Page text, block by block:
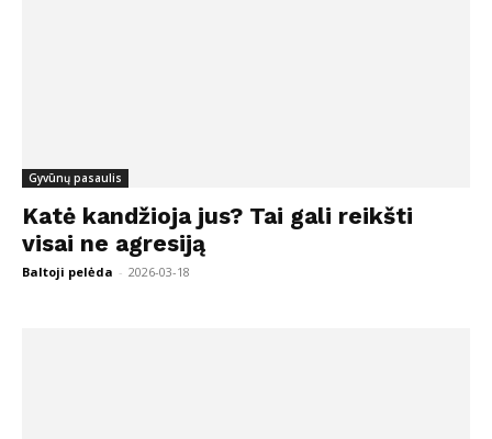
Gyvūnų pasaulis
Katė kandžioja jus? Tai gali reikšti
visai ne agresiją
Baltoji pelėda - 2026-03-18